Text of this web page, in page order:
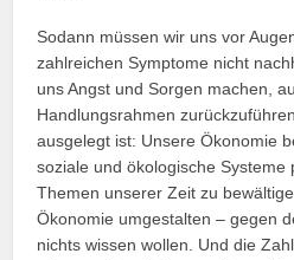
Sodann müssen wir uns vor
zahlreichen Symptome nicht
uns Angst und Sorgen machen,
Handlungsrahmen
ausgelegt ist: Unsere Ökonomie
soziale und ökologische
Themen unserer Zeit zu
Ökonomie umgestalten – gegen
nichts wissen wollen. Und die